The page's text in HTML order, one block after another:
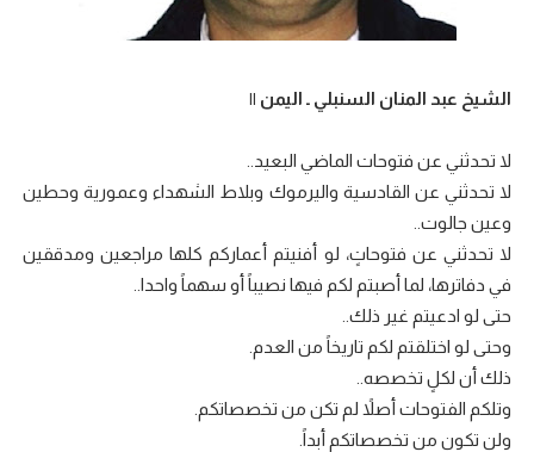
الشيخ عبد المنان السنبلي ـ اليمن ||
لا تحدثني عن فتوحات الماضي البعيد..
لا تحدثني عن القادسية واليرموك وبلاط الشهداء وعمورية وحطين
وعين جالوت..
لا تحدثني عن فتوحاتٍ، لو أفنيتم أعماركم كلها مراجعين ومدققين
في دفاترها، لما أصبتم لكم فيها نصيباً أو سهماً واحدا..
حتى لو ادعيتم غير ذلك..
وحتى لو اختلقتم لكم تاريخاً من العدم.
ذلك أن لكلٍ تخصصه..
وتلكم الفتوحات أصلاً لم تكن من تخصصاتكم.
ولن تكون من تخصصاتكم أبداً.